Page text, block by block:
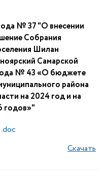
№ 37 "О внесении
Собрания
Шилан
Самарской
№ 43 «О бюджете
района
на 2024 год и на
годов»"
Скачать